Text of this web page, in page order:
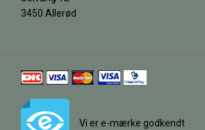
3450 Allerød
Vi er e-mærke godkendt